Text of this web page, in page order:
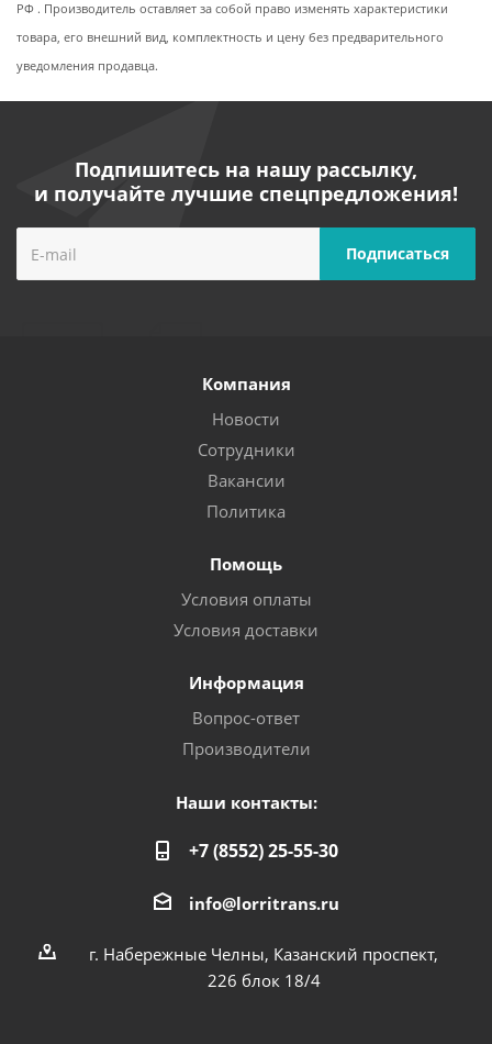
РФ . Производитель оставляет за собой право изменять характеристики
товара, его внешний вид, комплектность и цену без предварительного
уведомления продавца.
Подпишитесь на нашу рассылку,
и получайте лучшие спецпредложения!
Компания
Новости
Сотрудники
Вакансии
Политика
Помощь
Условия оплаты
Условия доставки
Информация
Вопрос-ответ
Производители
Наши контакты:
+7 (8552) 25-55-30
info@lorritrans.ru
г. Набережные Челны, Казанский проспект,
226 блок 18/4